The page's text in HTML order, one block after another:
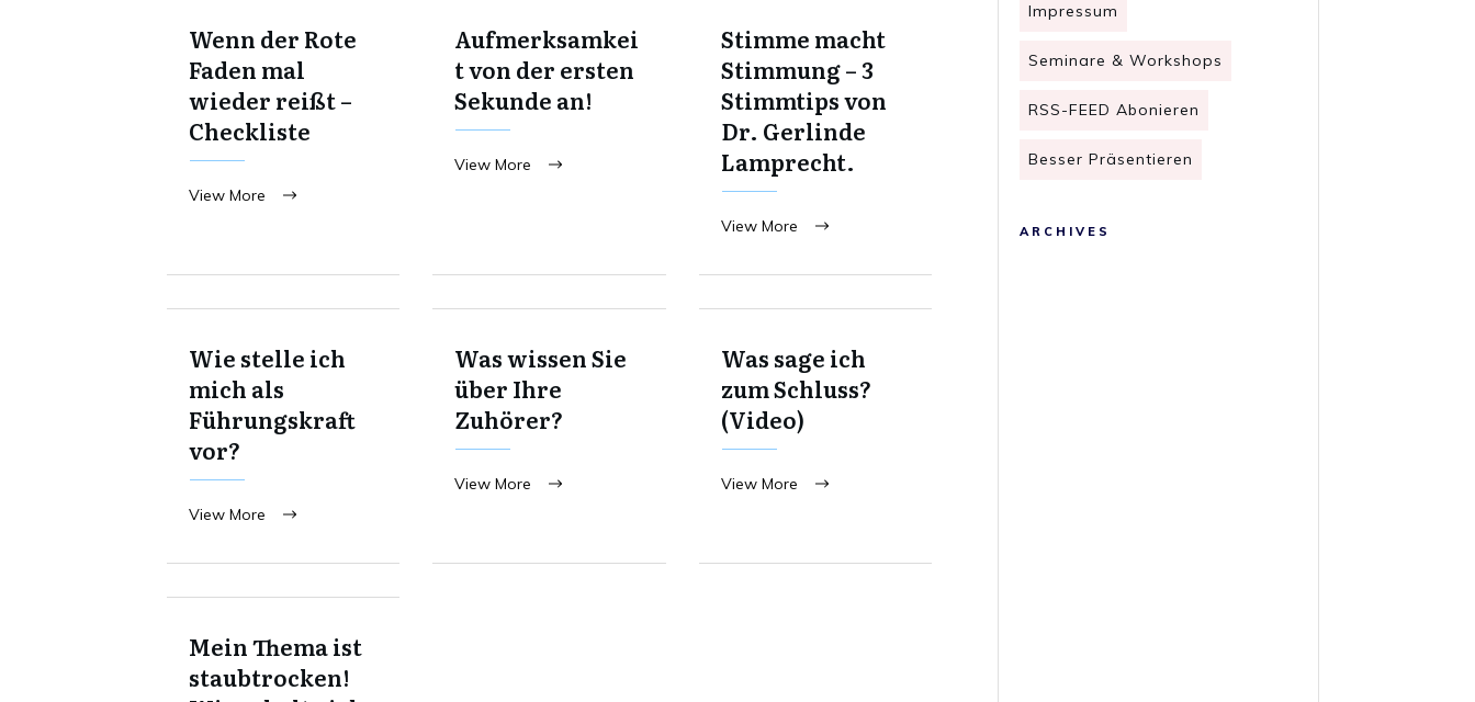
Wenn der Rote
Faden mal
wieder reißt –
Checkliste
View More
Aufmerksamkei
t von der ersten
Sekunde an!
View More
Stimme macht
Stimmung – 3
Stimmtips von
Dr. Gerlinde
Lamprecht.
View More
Wie stelle ich
mich als
Führungskraft
vor?
View More
Was wissen Sie
über Ihre
Zuhörer?
View More
Was sage ich
zum Schluss?
(Video)
View More
Mein Thema ist
staubtrocken!
Impressum
Seminare & Workshops
RSS-FEED Abonieren
Besser Präsentieren
ARCHIVES